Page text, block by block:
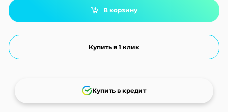
В корзину
Купить в 1 клик
Купить в кредит